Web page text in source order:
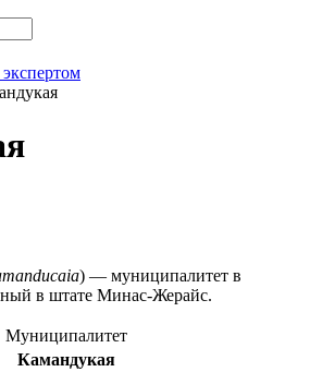
) — муниципалитет в
в штате Минас-Жерайс.
Муниципалитет
Камандукая